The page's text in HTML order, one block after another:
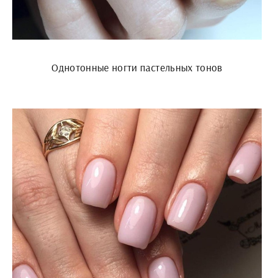
Однотонные ногти пастельных тонов